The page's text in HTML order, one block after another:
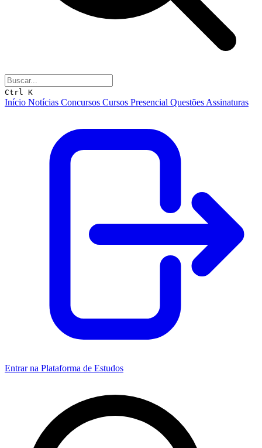
Ctrl K
Início Notícias Concursos Cursos Presencial Questões Assinaturas
Entrar na Plataforma de Estudos